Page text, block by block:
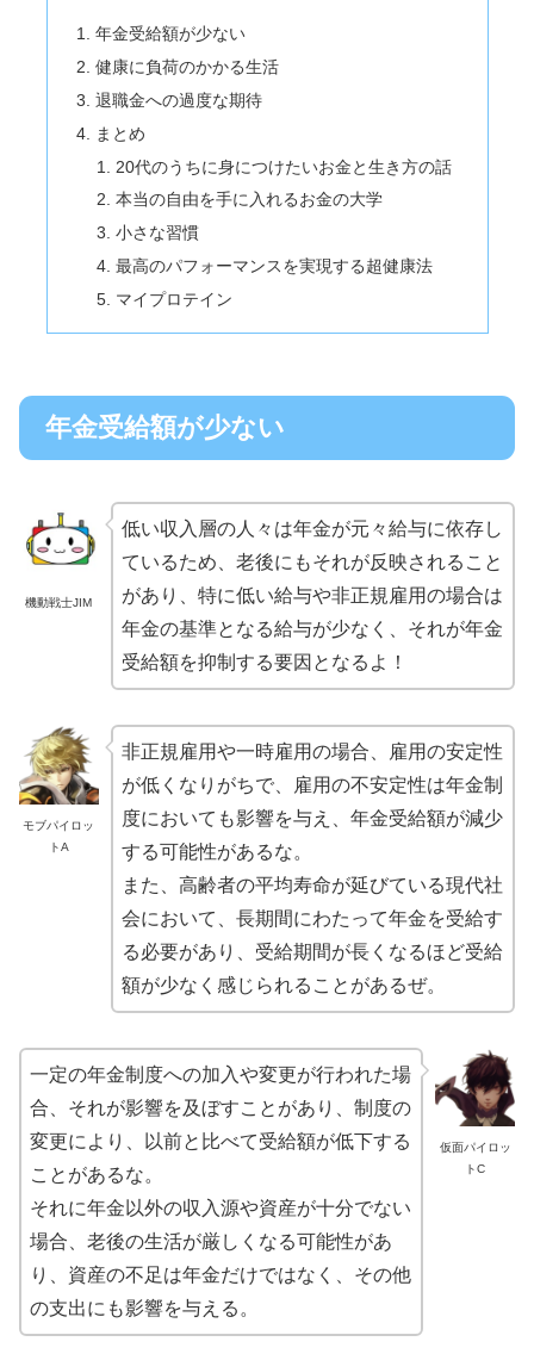
年金受給額が少ない
健康に負荷のかかる生活
退職金への過度な期待
まとめ
20代のうちに身につけたいお金と生き方の話
本当の自由を手に入れるお金の大学
小さな習慣
最高のパフォーマンスを実現する超健康法
マイプロテイン
年金受給額が少ない
機動戦士JIM
低い収入層の人々は年金が元々給与に依存し
ているため、老後にもそれが反映されること
があり、特に低い給与や非正規雇用の場合は
年金の基準となる給与が少なく、それが年金
受給額を抑制する要因となるよ！
モブパイロッ
トA
非正規雇用や一時雇用の場合、雇用の安定性
が低くなりがちで、雇用の不安定性は年金制
度においても影響を与え、年金受給額が減少
する可能性があるな。
また、高齢者の平均寿命が延びている現代社
会において、長期間にわたって年金を受給す
る必要があり、受給期間が長くなるほど受給
額が少なく感じられることがあるぜ。
仮面パイロッ
トC
一定の年金制度への加入や変更が行われた場
合、それが影響を及ぼすことがあり、制度の
変更により、以前と比べて受給額が低下する
ことがあるな。
それに年金以外の収入源や資産が十分でない
場合、老後の生活が厳しくなる可能性があ
り、資産の不足は年金だけではなく、その他
の支出にも影響を与える。